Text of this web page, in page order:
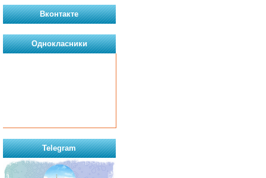
Вконтакте
Однокласники
Telegram